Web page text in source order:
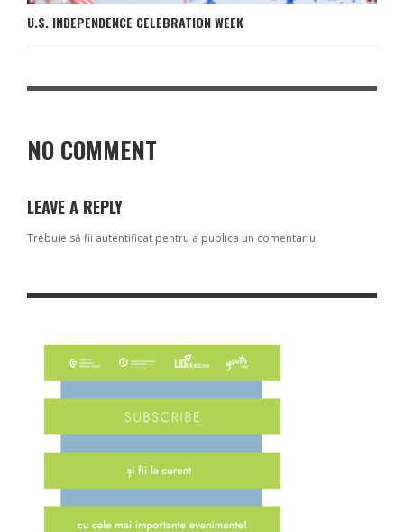
U.S. INDEPENDENCE CELEBRATION WEEK
NO COMMENT
LEAVE A REPLY
Trebuie să fii autentificat pentru a publica un comentariu.